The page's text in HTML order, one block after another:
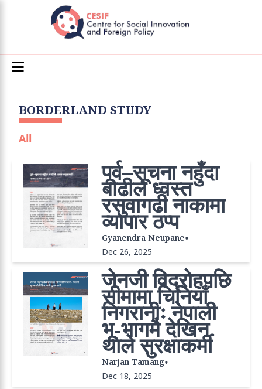
BORDERLAND STUDY
All
पूर्व–सूचना नहुँदा
बाढीले ध्वस्त
रसुवागढी नाकामा
व्यापार ठप्प
Gyanendra Neupane•
Dec 26, 2025
जेनजी विद्रोहपछि
सीमामा चिनियाँ
निगरानीः नेपाली
भू‐भागमै देखिन
थाले सुरक्षाकर्मी
Narjan Tamang•
Dec 18, 2025